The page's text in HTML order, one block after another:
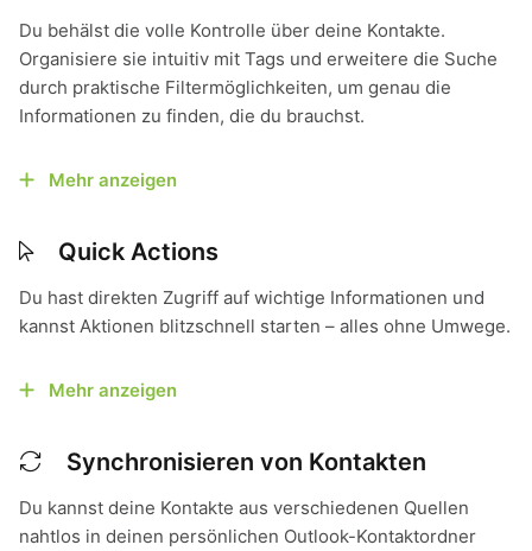
Du behälst die volle Kontrolle über deine Kontakte.
Organisiere sie intuitiv mit Tags und erweitere die Suche
durch praktische Filtermöglichkeiten, um genau die
Informationen zu finden, die du brauchst.
Mehr anzeigen
Quick Actions
Du hast direkten Zugriff auf wichtige Informationen und
kannst Aktionen blitzschnell starten – alles ohne Umwege.
Mehr anzeigen
Synchronisieren von Kontakten
Du kannst deine Kontakte aus verschiedenen Quellen
nahtlos in deinen persönlichen Outlook-Kontaktordner